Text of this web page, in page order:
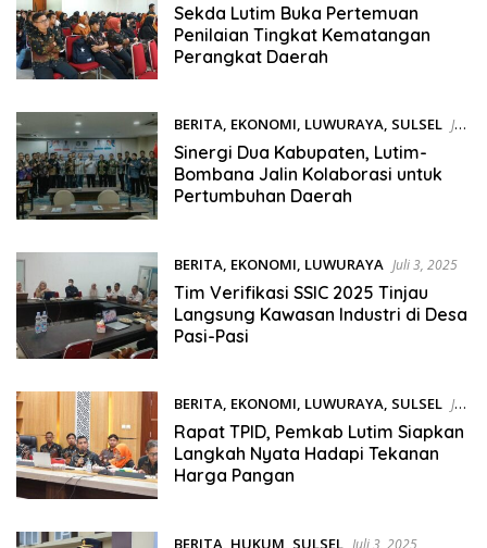
Sekda Lutim Buka Pertemuan
Penilaian Tingkat Kematangan
Perangkat Daerah
BERITA, EKONOMI, LUWURAYA, SULSEL Juli
3, 2025
Sinergi Dua Kabupaten, Lutim-
Bombana Jalin Kolaborasi untuk
Pertumbuhan Daerah
BERITA, EKONOMI, LUWURAYA Juli 3, 2025
Tim Verifikasi SSIC 2025 Tinjau
Langsung Kawasan Industri di Desa
Pasi-Pasi
BERITA, EKONOMI, LUWURAYA, SULSEL Juli
3, 2025
Rapat TPID, Pemkab Lutim Siapkan
Langkah Nyata Hadapi Tekanan
Harga Pangan
BERITA, HUKUM, SULSEL Juli 3, 2025